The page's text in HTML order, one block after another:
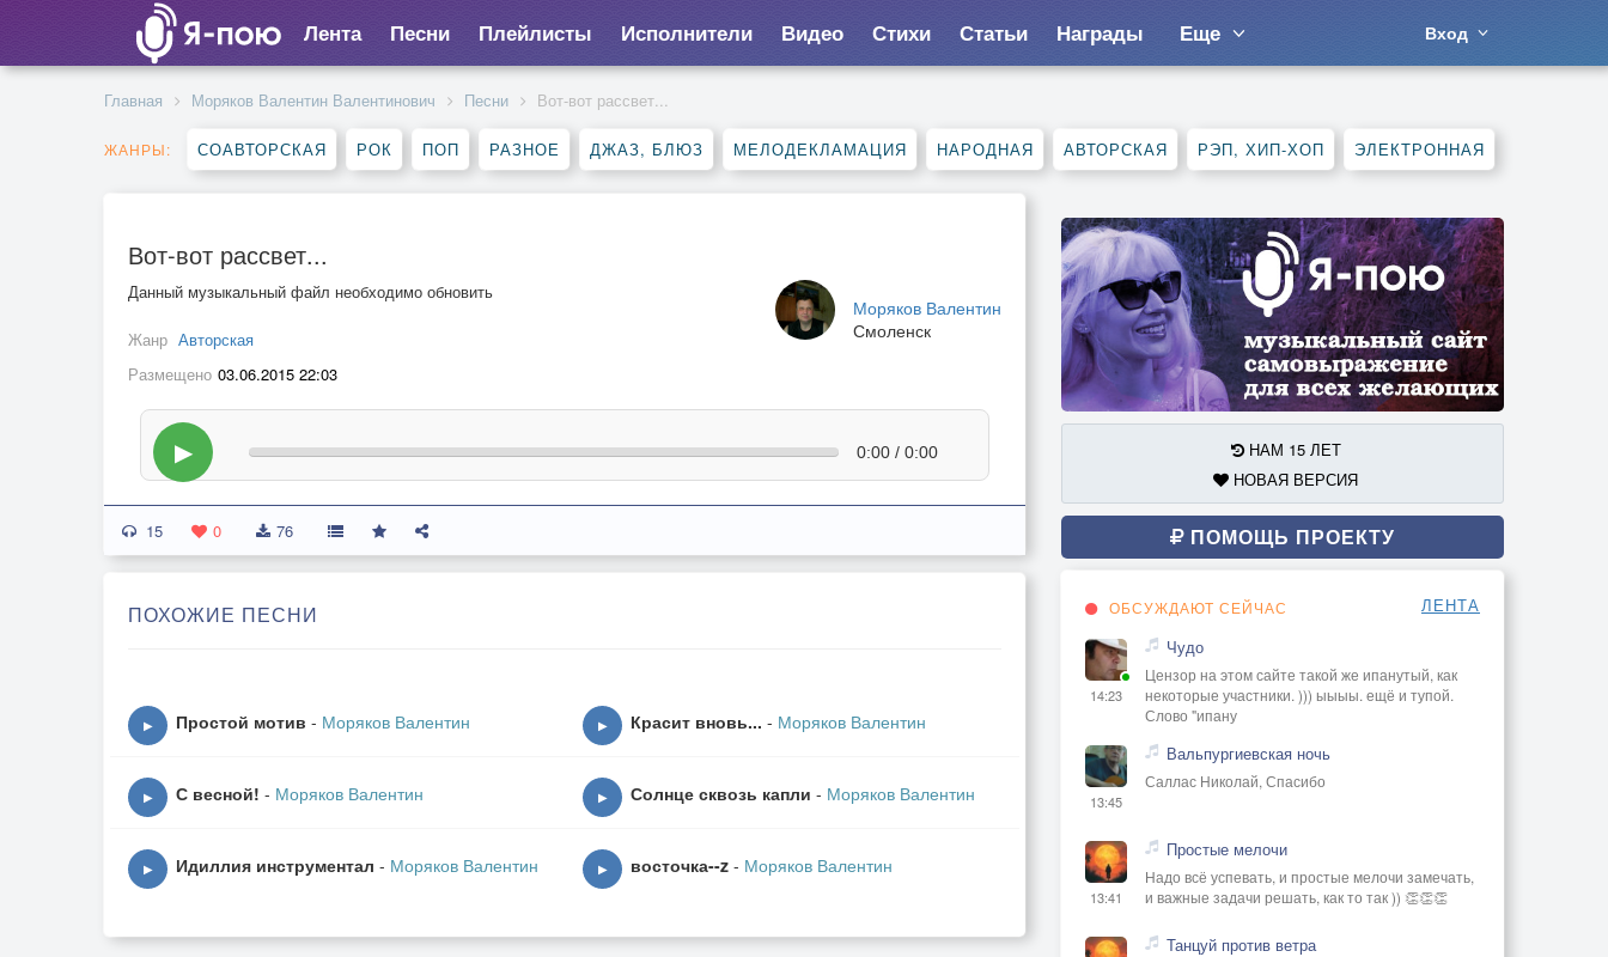
Лента Песни Плейлисты Исполнители Видео Стихи Статьи Награды Еще Вход
Главная Моряков Валентин Валентинович Песни Вот-вот рассвет...
ЖАНРЫ: СОАВТОРСКАЯ РОК ПОП РАЗНОЕ ДЖАЗ, БЛЮЗ МЕЛОДЕКЛАМАЦИЯ НАРОДНАЯ АВТОРСКАЯ РЭП, ХИП-ХОП ЭЛЕКТРОННАЯ
Вот-вот рассвет...
Моряков Валентин
Смоленск
Данный музыкальный файл необходимо обновить
Жанр Авторская
Размещено 03.06.2015 22:03
▶ 0:00 / 0:00
15 0 76
ПОХОЖИЕ ПЕСНИ
▶ Простой мотив - Моряков Валентин ▶ Красит вновь... - Моряков Валентин
▶ С весной! - Моряков Валентин ▶ Солнце сквозь капли - Моряков Валентин
▶ Идиллия инструментал - Моряков Валентин ▶ восточка--z - Моряков Валентин
НАМ 15 ЛЕТ
НОВАЯ ВЕРСИЯ
ПОМОЩЬ ПРОЕКТУ
ОБСУЖДАЮТ СЕЙЧАС ЛЕНТА
14:23
Чудо
Цензор на этом сайте такой же ипанутый, как
некоторые участники. ))) ыыыы. ещё и тупой.
Слово "ипану
13:45
Вальпургиевская ночь
Саллас Николай, Спасибо
13:41
Простые мелочи
Надо всё успевать, и простые мелочи замечать,
и важные задачи решать, как то так )) 👏👏👏
Танцуй против ветра